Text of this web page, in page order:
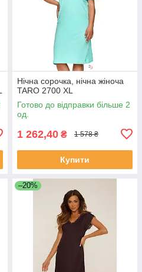
Нічна сорочка, нічна жіноча
TARO 2700 XL
Готово до відправки більше 2
од.
1 262,40 ₴ 1 578 ₴
Купити
–20%